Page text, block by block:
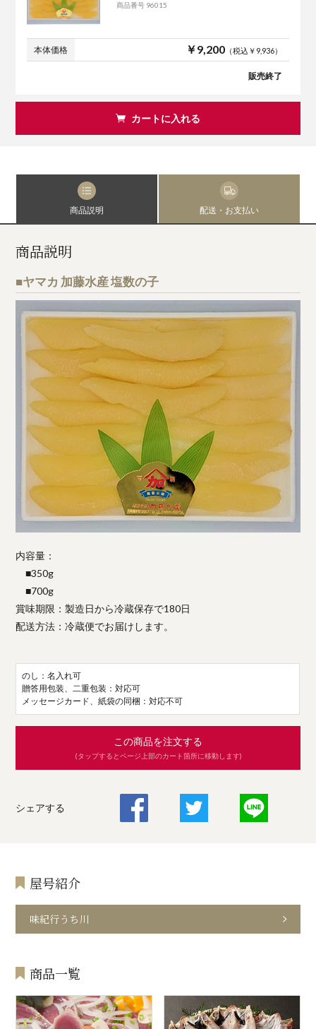
商品番号 96015
本体価格 ￥9,200（税込￥9,936）
販売終了
カートに入れる
商品説明 配送・お支払い
商品説明
■ヤマカ 加藤水産 塩数の子
内容量：
■350g
■700g
賞味期限：製造日から冷蔵保存で180日
配送方法：冷蔵便でお届けします。
のし：名入れ可
贈答用包装、二重包装：対応可
メッセージカード、紙袋の同梱：対応不可
この商品を注文する
(タップするとページ上部のカート箇所に移動します)
シェアする
屋号紹介
味紀行うち川
商品一覧